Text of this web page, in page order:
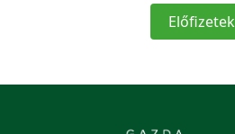
Előfizetek